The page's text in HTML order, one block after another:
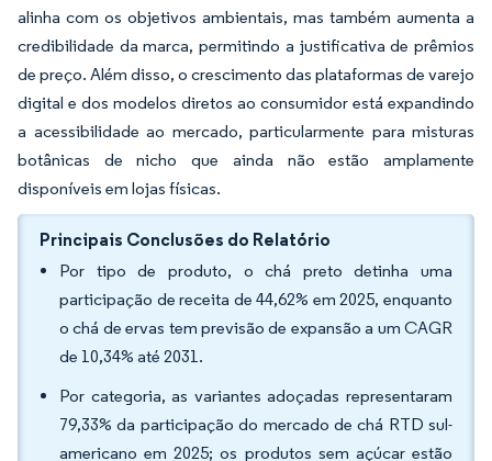
alinha com os objetivos ambientais, mas também aumenta a
credibilidade da marca, permitindo a justificativa de prêmios
de preço. Além disso, o crescimento das plataformas de varejo
digital e dos modelos diretos ao consumidor está expandindo
a acessibilidade ao mercado, particularmente para misturas
botânicas de nicho que ainda não estão amplamente
disponíveis em lojas físicas.
Principais Conclusões do Relatório
Por tipo de produto, o chá preto detinha uma
participação de receita de 44,62% em 2025, enquanto
o chá de ervas tem previsão de expansão a um CAGR
de 10,34% até 2031.
Por categoria, as variantes adoçadas representaram
79,33% da participação do mercado de chá RTD sul-
americano em 2025; os produtos sem açúcar estão